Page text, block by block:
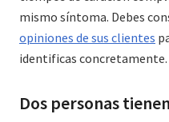
mismo síntoma. Debes
opiniones de sus clientes
identificas concretamente.
Dos personas